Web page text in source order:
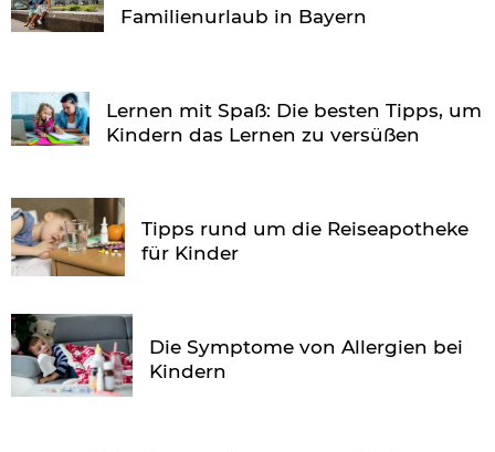
Familienurlaub in Bayern
Lernen mit Spaß: Die besten Tipps, um
Kindern das Lernen zu versüßen
Tipps rund um die Reiseapotheke
für Kinder
Die Symptome von Allergien bei
Kindern